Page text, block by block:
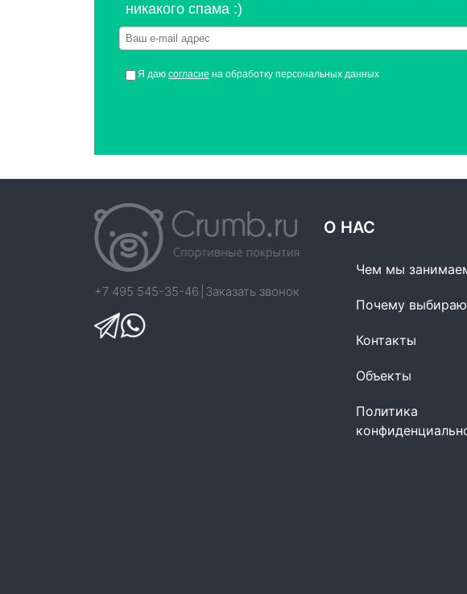
никакого спама :)
Я даю согласие на обработку персональных данных
+7 495 545-35-46 Заказать звонок
О НАС
Чем мы
Почему
Контакты
Объекты
Политика